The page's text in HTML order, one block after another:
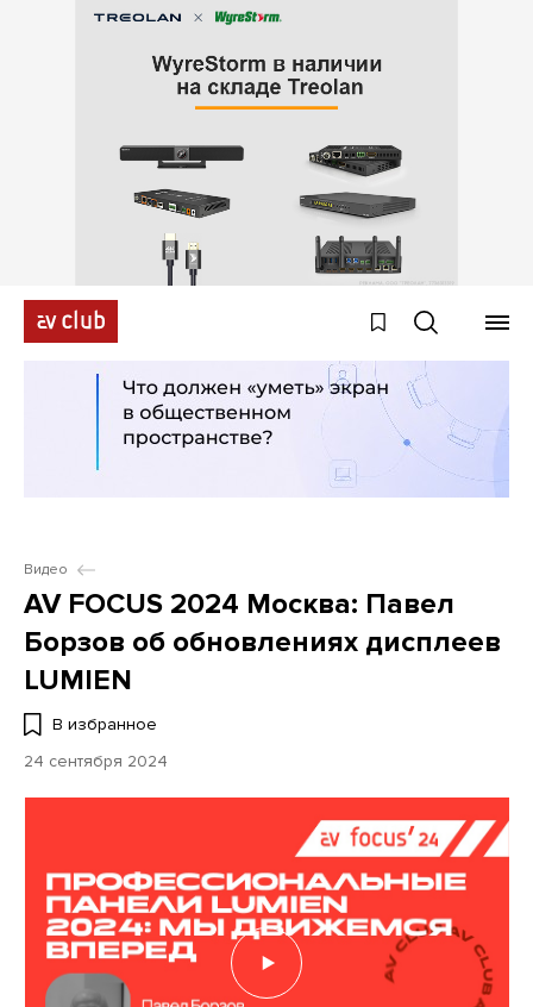
Видео
AV FOCUS 2024 Москва: Павел
Борзов об обновлениях дисплеев
LUMIEN
В избранное
24 сентября 2024